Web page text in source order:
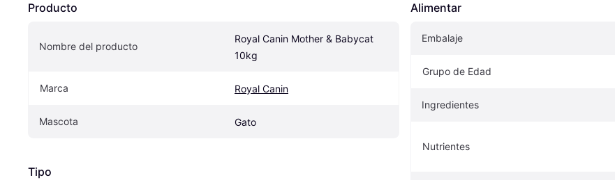
Producto
Nombre del producto
Royal Canin Mother & Babycat
10kg
Marca Royal Canin
Mascota Gato
Tipo
Alimentar
Embalaje
Grupo de Edad
Ingredientes
Nutrientes